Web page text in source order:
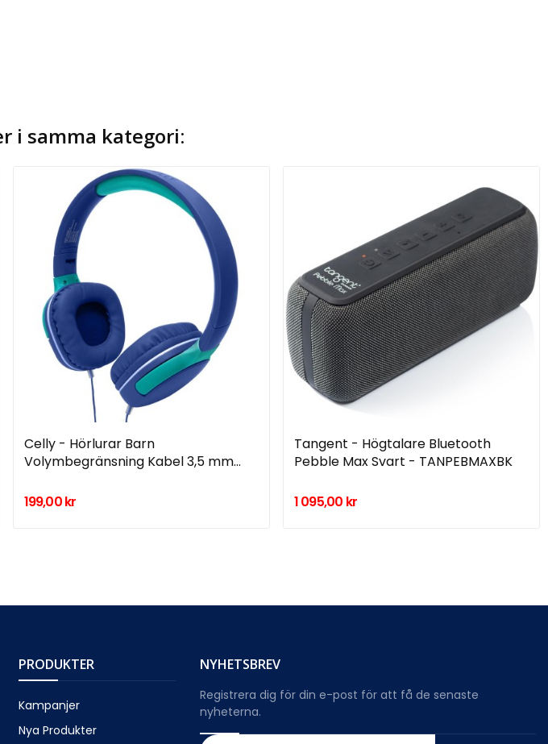
i samma kategori:
Celly - Hörlurar Barn
Volymbegränsning Kabel 3,5 mm
199,00 kr
Tangent - Högtalare Bluetooth
Pebble Max Svart - TANPEBMAXBK
1 095,00 kr
PRODUKTER
Kampanjer
Nya Produkter
NYHETSBREV
Registrera dig för din e-post för att få de senaste
nyheterna.